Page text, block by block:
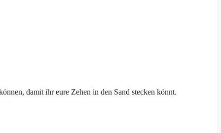
damit ihr eure Zehen in den Sand stecken könnt.